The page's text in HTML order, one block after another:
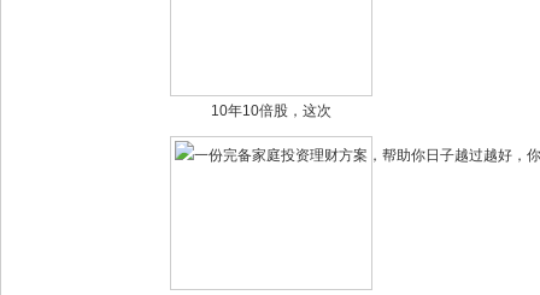
10年10倍股，这次